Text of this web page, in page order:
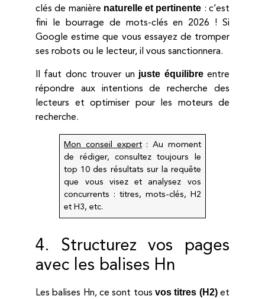
clés de manière naturelle et pertinente : c’est
fini le bourrage de mots-clés en 2026 ! Si
Google estime que vous essayez de tromper
ses robots ou le lecteur, il vous sanctionnera.
Il faut donc trouver un juste équilibreentre
répondre aux intentions de recherche des
lecteurs et optimiser pour les moteurs de
recherche.
Mon conseil expert: Au moment
de rédiger, consultez toujours le
top 10 des résultats sur la requête
que vous visez et analysez vos
concurrents : titres, mots-clés, H2
et H3, etc.
4. Structurez vos pages
avec les balises Hn
Les balises Hn, ce sont tous vos titres (H2)et